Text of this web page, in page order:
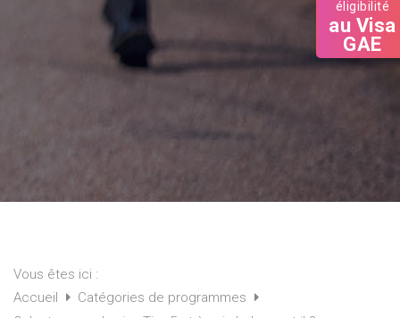
éligibilité
au Visa
GAE
Vous êtes ici :
Accueil
Catégories de programmes